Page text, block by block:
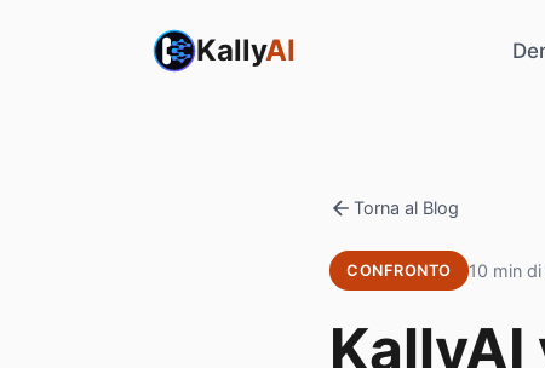
KallyAI
Torna al Blog
CONFRONTO 10 min